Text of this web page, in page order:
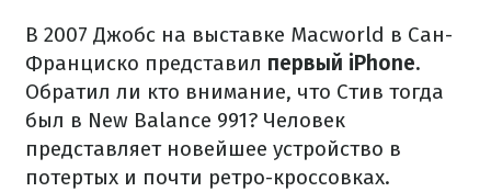
В 2007 Джобс на выставке Macworld в Сан-
Франциско представил первый iPhone.
Обратил ли кто внимание, что Стив тогда
был в New Balance 991? Человек
представляет новейшее устройство в
потертых и почти ретро-кроссовках.